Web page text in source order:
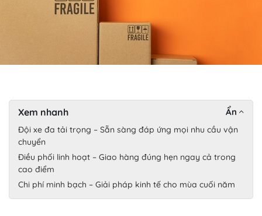
Xem nhanh Ẩn
Đội xe đa tải trọng – Sẵn sàng đáp ứng mọi nhu cầu vận
chuyển
Điều phối linh hoạt – Giao hàng đúng hẹn ngay cả trong
cao điểm
Chi phí minh bạch – Giải pháp kinh tế cho mùa cuối năm